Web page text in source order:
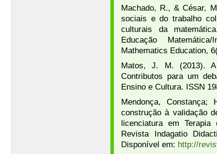
Machado, R., & César,
sociais e do trabalho
culturais da
Educação
Mathematics Education,
Matos, J. M. (2013). A
Contributos para um
Ensino e Cultura. ISSN
Mendonça, Constança;
construção à validação
licenciatura em
Revista Indagatio
Disponível em: http://